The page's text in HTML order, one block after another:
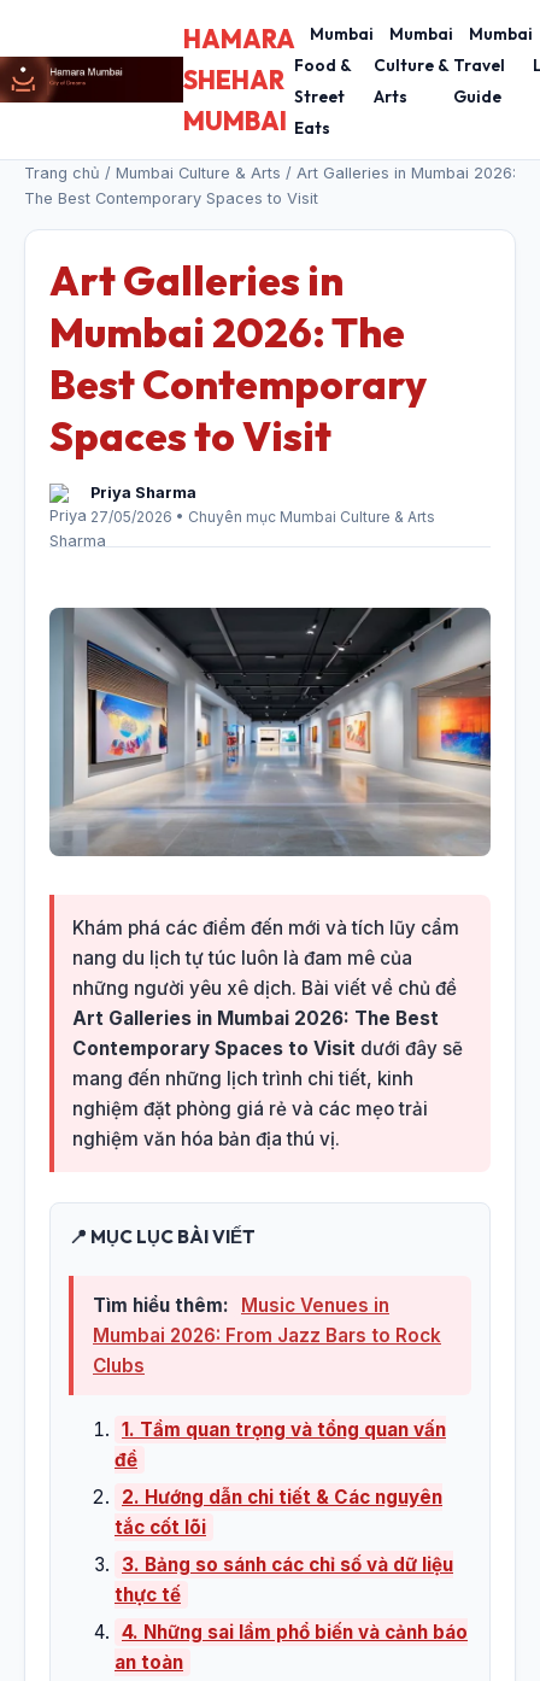
HAMARA
SHEHAR
MUMBAI
Mumbai
Food &
Street
Eats
Mumbai
Culture &
Arts
Mumbai
Travel
Guide
Trang chủ / Mumbai Culture & Arts / Art Galleries in Mumbai 2026:
The Best Contemporary Spaces to Visit
Art Galleries in
Mumbai 2026: The
Best Contemporary
Spaces to Visit
Priya Sharma
27/05/2026 • Chuyên mục Mumbai Culture & Arts
Khám phá các điểm đến mới và tích lũy cẩm
nang du lịch tự túc luôn là đam mê của
những người yêu xê dịch. Bài viết về chủ đề
Art Galleries in Mumbai 2026: The Best
Contemporary Spaces to Visit dưới đây sẽ
mang đến những lịch trình chi tiết, kinh
nghiệm đặt phòng giá rẻ và các mẹo trải
nghiệm văn hóa bản địa thú vị.
📍 MỤC LỤC BÀI VIẾT
Tìm hiểu thêm:
Music Venues in
Mumbai 2026: From Jazz Bars to Rock
Clubs
1. Tầm quan trọng và tổng quan vấn
đề
2. Hướng dẫn chi tiết & Các nguyên
tắc cốt lõi
3. Bảng so sánh các chỉ số và dữ liệu
thực tế
4. Những sai lầm phổ biến và cảnh báo
an toàn